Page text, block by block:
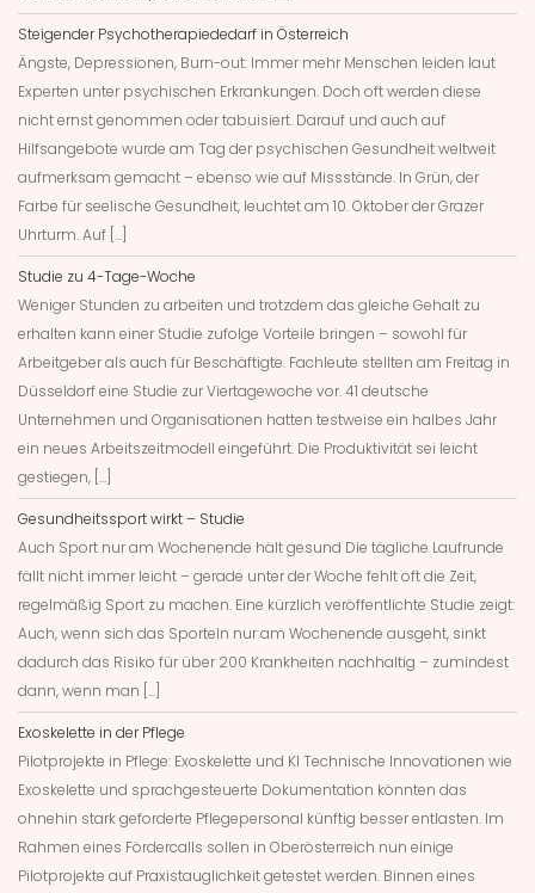
Steigender Psychotherapiededarf in Österreich
Ängste, Depressionen, Burn-out: Immer mehr Menschen leiden laut
Experten unter psychischen Erkrankungen. Doch oft werden diese
nicht ernst genommen oder tabuisiert. Darauf und auch auf
Hilfsangebote wurde am Tag der psychischen Gesundheit weltweit
aufmerksam gemacht – ebenso wie auf Missstände. In Grün, der
Farbe für seelische Gesundheit, leuchtet am 10. Oktober der Grazer
Uhrturm. Auf […]
Studie zu 4-Tage-Woche
Weniger Stunden zu arbeiten und trotzdem das gleiche Gehalt zu
erhalten kann einer Studie zufolge Vorteile bringen – sowohl für
Arbeitgeber als auch für Beschäftigte. Fachleute stellten am Freitag in
Düsseldorf eine Studie zur Viertagewoche vor. 41 deutsche
Unternehmen und Organisationen hatten testweise ein halbes Jahr
ein neues Arbeitszeitmodell eingeführt. Die Produktivität sei leicht
gestiegen, […]
Gesundheitssport wirkt – Studie
Auch Sport nur am Wochenende hält gesund Die tägliche Laufrunde
fällt nicht immer leicht – gerade unter der Woche fehlt oft die Zeit,
regelmäßig Sport zu machen. Eine kürzlich veröffentlichte Studie zeigt:
Auch, wenn sich das Sporteln nur am Wochenende ausgeht, sinkt
dadurch das Risiko für über 200 Krankheiten nachhaltig – zumindest
dann, wenn man […]
Exoskelette in der Pflege
Pilotprojekte in Pflege: Exoskelette und KI Technische Innovationen wie
Exoskelette und sprachgesteuerte Dokumentation könnten das
ohnehin stark geforderte Pflegepersonal künftig besser entlasten. Im
Rahmen eines Fördercalls sollen in Oberösterreich nun einige
Pilotprojekte auf Praxistauglichkeit getestet werden. Binnen eines